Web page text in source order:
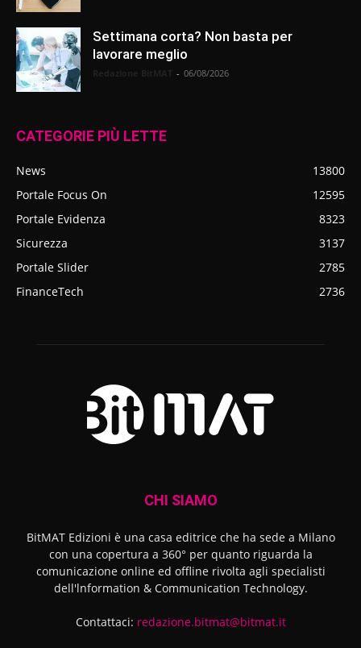
Settimana corta? Non basta per
lavorare meglio
- 06/08/2026
CATEGORIE PIÙ LETTE
News
13800
Portale Focus On
12595
Portale Evidenza
8323
Sicurezza
3137
Portale Slider
2785
FinanceTech
2736
CHI SIAMO
BitMAT Edizioni è una casa editrice che ha sede a Milano
con una copertura a 360° per quanto riguarda la
comunicazione online ed offline rivolta agli specialisti
dell'lnformation & Communication Technology.
Contattaci: redazione.bitmat@bitmat.it